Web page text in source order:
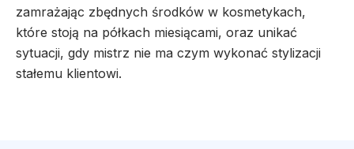
zamrażając zbędnych środków w kosmetykach,
które stoją na półkach miesiącami, oraz unikać
sytuacji, gdy mistrz nie ma czym wykonać stylizacji
stałemu klientowi.